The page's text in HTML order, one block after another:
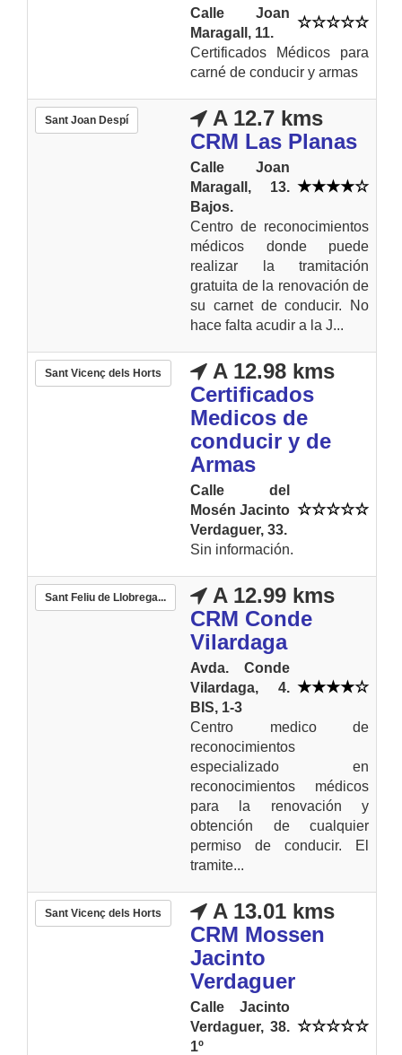
Calle Joan
Maragall, 11.
Certificados Médicos para
carné de conducir y armas
Sant Joan Despí
A 12.7 kms
CRM Las Planas
Calle Joan
Maragall, 13.
Bajos.
Centro de reconocimientos
médicos donde puede
realizar la tramitación
gratuita de la renovación de
su carnet de conducir. No
hace falta acudir a la J...
Sant Vicenç dels Horts
A 12.98 kms
Certificados
Medicos de
conducir y de
Armas
Calle del
Mosén Jacinto
Verdaguer, 33.
Sin información.
Sant Feliu de Llobrega...
A 12.99 kms
CRM Conde
Vilardaga
Avda. Conde
Vilardaga, 4.
BIS, 1-3
Centro medico de
reconocimientos
especializado en
reconocimientos médicos
para la renovación y
obtención de cualquier
permiso de conducir. El
tramite...
Sant Vicenç dels Horts
A 13.01 kms
CRM Mossen
Jacinto
Verdaguer
Calle Jacinto
Verdaguer, 38.
1º